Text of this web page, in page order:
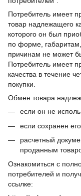
Потребитель имеет
товар надлежащего
которого он был
по форме,
причинам не может
Потребитель имеет
качества в течение
покупки.
Обмен товара
если он не
если сохранен
расчетный
проданным
Ознакомиться с
потребителей и
ссылке: